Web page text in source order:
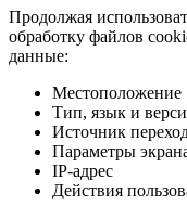
Продолжая
обработку файлов
данные:
Местоположение
Тип, язык и
Источник
Параметры
IP-адрес
Действия